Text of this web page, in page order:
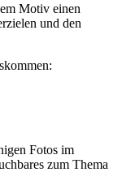
Motiv einen
und den
Fotos im
zum Thema